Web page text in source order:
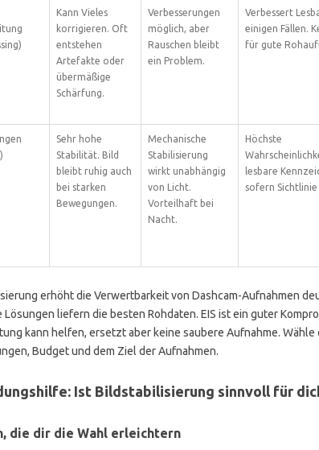
Kann Vieles
korrigieren. Oft
entstehen
Artefakte oder
übermäßige
Schärfung.
Verbesserungen
möglich, aber
Rauschen bleibt
ein Problem.
Verbessert
einigen Fällen.
für gute
Sehr hohe
Stabilität. Bild
bleibt ruhig auch
bei starken
Bewegungen.
Mechanische
Stabilisierung
wirkt unabhängig
von Licht.
Vorteilhaft bei
Nacht.
Höchste
lesbare
sofern
erhöht die Verwertbarkeit von Dashcam-Aufnahmen
Lösungen liefern die besten Rohdaten. EIS ist ein guter
kann helfen, ersetzt aber keine saubere Aufnahme. Wähle
Budget und dem Ziel der Aufnahmen.
Ist Bildstabilisierung sinnvoll für
die dir die Wahl erleichtern